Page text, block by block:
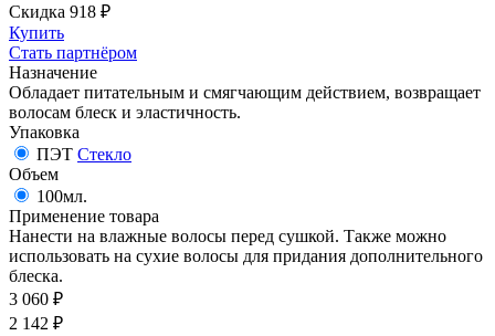
Скидка 918 ₽
Купить
Стать партнёром
Назначение
Обладает питательным и смягчающим действием, возвращает
волосам блеск и эластичность.
Упаковка
ПЭТ Стекло
Объем
100мл.
Применение товара
Нанести на влажные волосы перед сушкой. Также можно
использовать на сухие волосы для придания дополнительного
блеска.
3 060 ₽
2 142 ₽